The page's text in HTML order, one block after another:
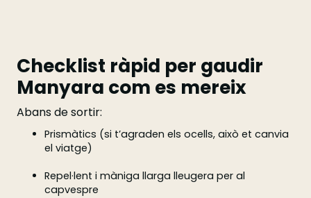
Checklist ràpid per gaudir
Manyara com es mereix
Abans de sortir:
Prismàtics (si t’agraden els ocells, això et canvia
el viatge)
Repel·lent i màniga llarga lleugera per al
capvespre